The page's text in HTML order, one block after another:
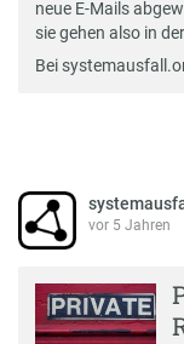
neue E-Mails
sie gehen also in
Bei
vor 5 Jahren